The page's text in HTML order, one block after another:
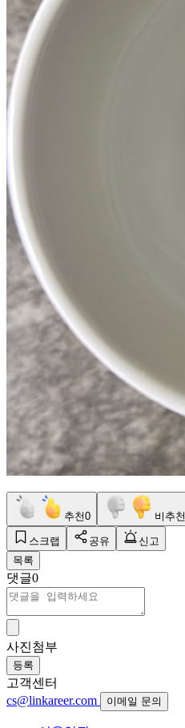
추천0 비추천
스크랩 공유
신고
목록
댓글0
사진첨부
등록
고객센터
cs@linkareer.com
이메일 문의